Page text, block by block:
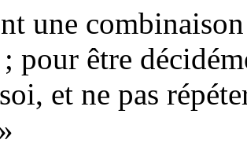
une
pour être
et ne pas